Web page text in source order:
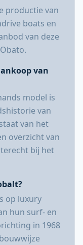
productie van
boats en
van deze
van
model is
van
van het
overzicht van
bij het
op luxury
hun surf- en
in 1968